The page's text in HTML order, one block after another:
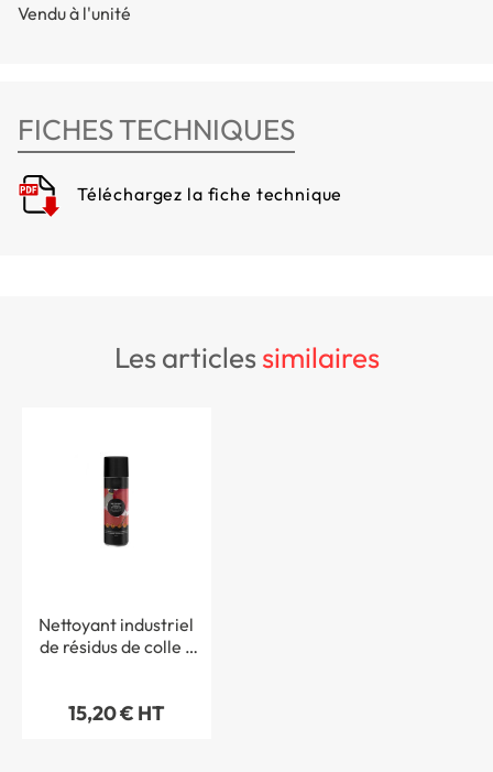
Vendu à l'unité
FICHES TECHNIQUES
Téléchargez la fiche technique
les articlessimilaires
Nettoyant industriel
de résidus de colle -
15,20 € HT